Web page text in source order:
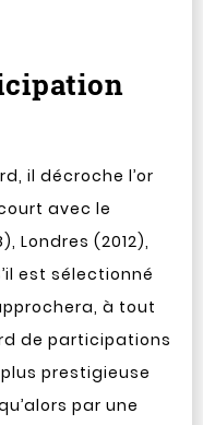
il décroche l’or
avec le
Londres (2012),
est sélectionné
à tout
de participations
prestigieuse
par une